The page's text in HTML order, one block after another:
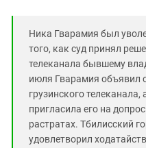
Ника Гварамия был
того, как суд принял
телеканала бывшему
июля Гварамия объявил
грузинского телеканала,
пригласила его на
растратах. Тбилисский
удовлетворил